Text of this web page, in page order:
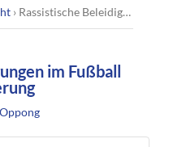
› Rassistische Beleidigungen im Fußball und deren Sanktionierung
im Fußball